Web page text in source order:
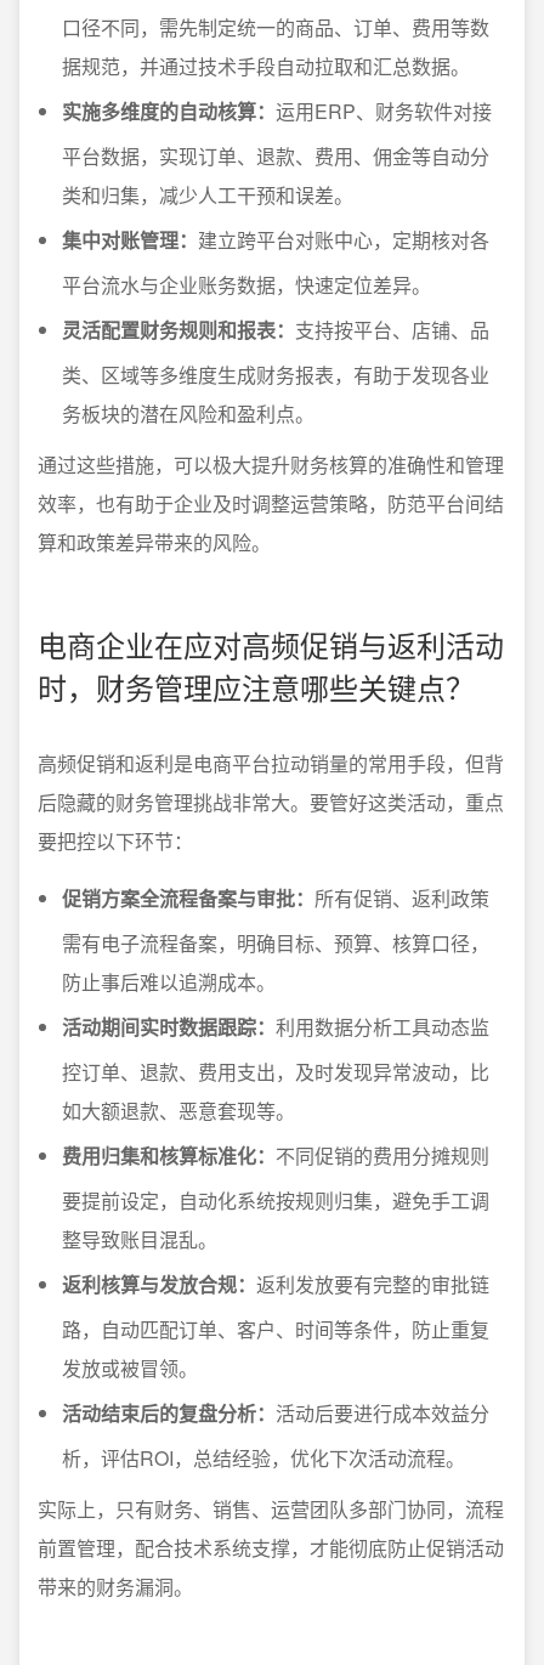
口径不同，需先制定统一的商品、订单、费用等数
据规范，并通过技术手段自动拉取和汇总数据。
实施多维度的自动核算： 运用ERP、财务软件对接
平台数据，实现订单、退款、费用、佣金等自动分
类和归集，减少人工干预和误差。
集中对账管理： 建立跨平台对账中心，定期核对各
平台流水与企业账务数据，快速定位差异。
灵活配置财务规则和报表： 支持按平台、店铺、品
类、区域等多维度生成财务报表，有助于发现各业
务板块的潜在风险和盈利点。
通过这些措施，可以极大提升财务核算的准确性和管理
效率，也有助于企业及时调整运营策略，防范平台间结
算和政策差异带来的风险。
电商企业在应对高频促销与返利活动
时，财务管理应注意哪些关键点？
高频促销和返利是电商平台拉动销量的常用手段，但背
后隐藏的财务管理挑战非常大。要管好这类活动，重点
要把控以下环节：
促销方案全流程备案与审批： 所有促销、返利政策
需有电子流程备案，明确目标、预算、核算口径，
防止事后难以追溯成本。
活动期间实时数据跟踪： 利用数据分析工具动态监
控订单、退款、费用支出，及时发现异常波动，比
如大额退款、恶意套现等。
费用归集和核算标准化： 不同促销的费用分摊规则
要提前设定，自动化系统按规则归集，避免手工调
整导致账目混乱。
返利核算与发放合规： 返利发放要有完整的审批链
路，自动匹配订单、客户、时间等条件，防止重复
发放或被冒领。
活动结束后的复盘分析： 活动后要进行成本效益分
析，评估ROI，总结经验，优化下次活动流程。
实际上，只有财务、销售、运营团队多部门协同，流程
前置管理，配合技术系统支撑，才能彻底防止促销活动
带来的财务漏洞。